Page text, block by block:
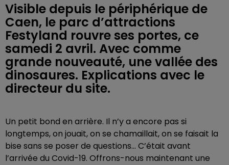
Visible depuis le périphérique de
Caen, le parc d’attractions
Festyland rouvre ses portes, ce
samedi 2 avril. Avec comme
grande nouveauté, une vallée des
dinosaures. Explications avec le
directeur du site.
Un petit bond en arrière. Il n’y a encore pas si
longtemps, on jouait, on se chamaillait, on se faisait la
bise sans se poser de questions... C’était avant
l’arrivée du Covid-19. Offrons-nous maintenant une